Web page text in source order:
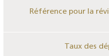
Référence pour la
Taux des